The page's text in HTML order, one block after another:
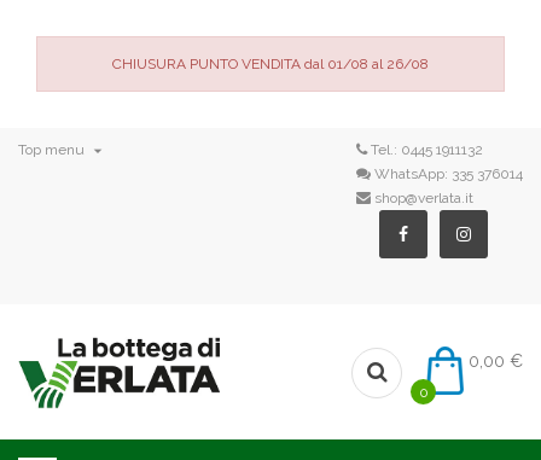
CHIUSURA PUNTO VENDITA dal 01/08 al 26/08
Top menu  Tel.: 0445 1911132
WhatsApp: 335 376014
shop@verlata.it
0,00 €
0